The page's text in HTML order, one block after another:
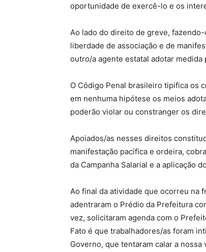
oportunidade de exercê-lo e os
Ao lado do direito de greve,
liberdade de associação e de
outro/a agente estatal adotar
O Código Penal brasileiro tipifica os
em nenhuma hipótese os meios
poderão violar ou constranger os
Apoiados/as nesses direitos
manifestação pacífica e ordeira,
da Campanha Salarial e a aplicação
Ao final da atividade que ocorreu na
adentraram o Prédio da Prefeitura
vez, solicitaram agenda com o
Fato é que trabalhadores/as foram
Governo, que tentaram calar a